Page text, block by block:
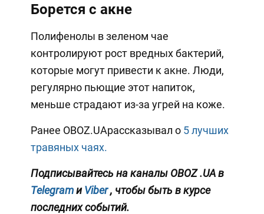
Борется с акне
Полифенолы в зеленом чае
контролируют рост вредных бактерий,
которые могут привести к акне. Люди,
регулярно пьющие этот напиток,
меньше страдают из-за угрей на коже.
Ранее OBOZ.UAрассказывал о 5 лучших
травяных чаях.
Подписывайтесь на каналы OBOZ .UA в
Telegram иViber , чтобы быть в курсе
последних событий.